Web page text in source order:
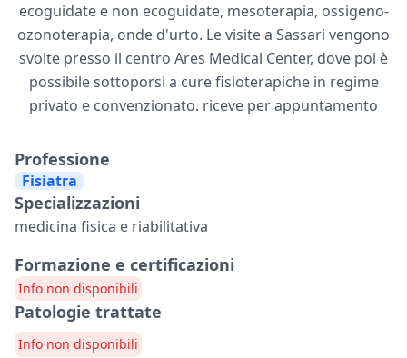
ecoguidate e non ecoguidate, mesoterapia, ossigeno-
ozonoterapia, onde d'urto. Le visite a Sassari vengono
svolte presso il centro Ares Medical Center, dove poi è
possibile sottoporsi a cure fisioterapiche in regime
privato e convenzionato. riceve per appuntamento
Professione
Fisiatra
Specializzazioni
medicina fisica e riabilitativa
Formazione e certificazioni
Info non disponibili
Patologie trattate
Info non disponibili